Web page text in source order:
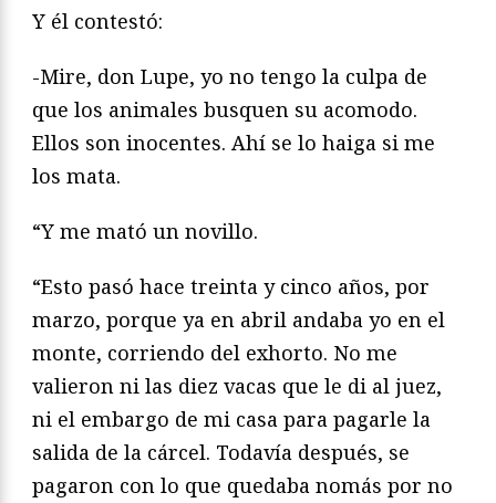
Y él contestó:
-Mire, don Lupe, yo no tengo la culpa de
que los animales busquen su acomodo.
Ellos son inocentes. Ahí se lo haiga si me
los mata.
“Y me mató un novillo.
“Esto pasó hace treinta y cinco años, por
marzo, porque ya en abril andaba yo en el
monte, corriendo del exhorto. No me
valieron ni las diez vacas que le di al juez,
ni el embargo de mi casa para pagarle la
salida de la cárcel. Todavía después, se
pagaron con lo que quedaba nomás por no